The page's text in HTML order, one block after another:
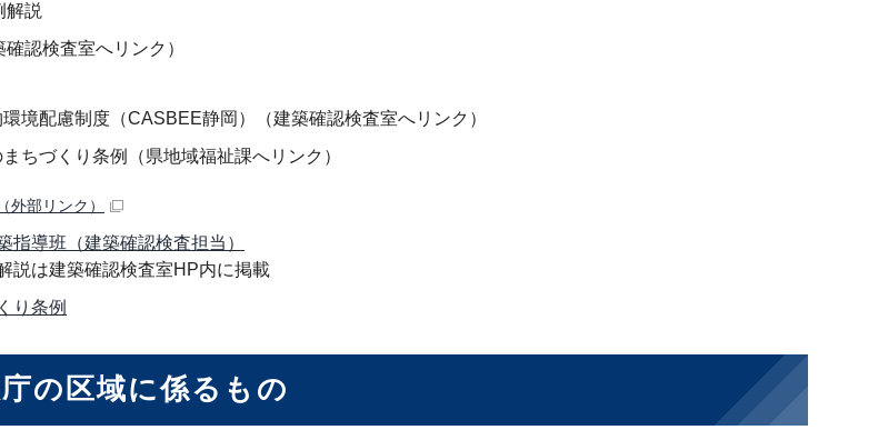
解説
認検査室へリンク）
境配慮制度（CASBEE静岡）（建築確認検査室へリンク）
ちづくり条例（県地域福祉課へリンク）
（外部リンク）
導班（建築確認検査担当）
説は建築確認検査室HP内に掲載
り条例
の区域に係るもの